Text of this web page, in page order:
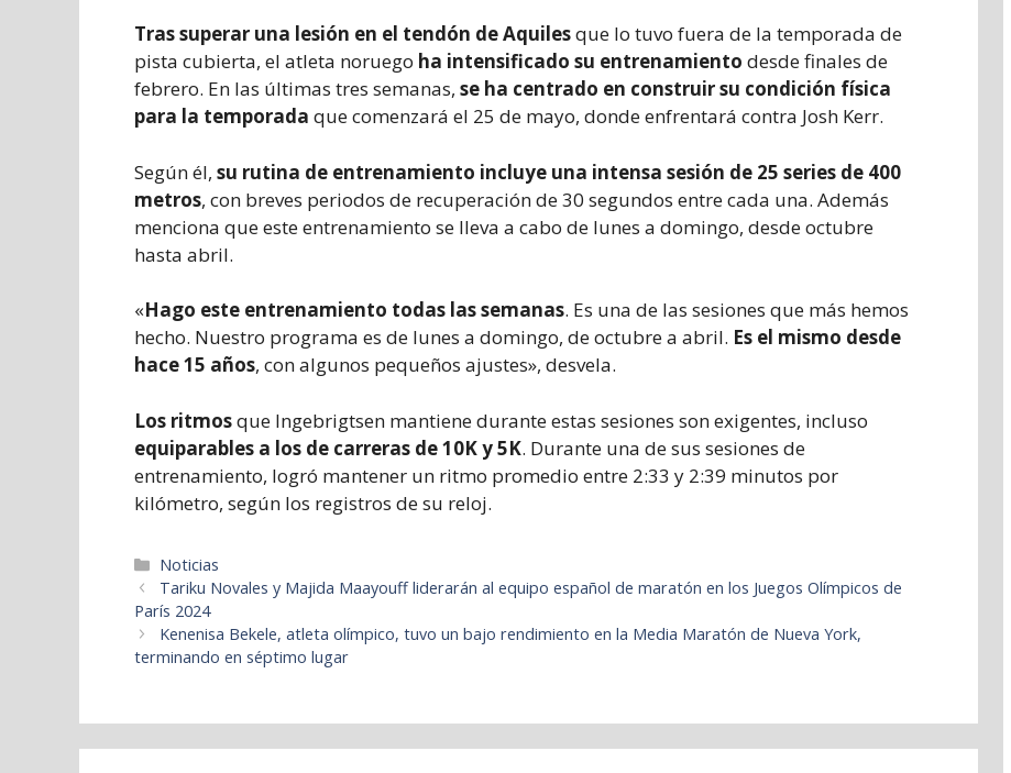
Tras superar una lesión en el tendón de Aquilesque lo tuvo fuera de la temporada de
pista cubierta, el atleta noruego ha intensificado su entrenamiento desde finales de
febrero. En las últimas tres semanas, se ha centrado en construir su condición física
para la temporada que comenzará el 25 de mayo, donde enfrentará contra Josh Kerr.
Según él, su rutina de entrenamiento incluye una intensa sesión de 25 series de 400
metros, con breves periodos de recuperación de 30 segundos entre cada una. Además
menciona que este entrenamiento se lleva a cabo de lunes a domingo, desde octubre
hasta abril.
«Hago este entrenamiento todas las semanas. Es una de las sesiones que más hemos
hecho. Nuestro programa es de lunes a domingo, de octubre a abril. Es el mismo desde
hace 15 años, con algunos pequeños ajustes», desvela.
Los ritmosque Ingebrigtsen mantiene durante estas sesiones son exigentes, incluso
equiparables a los de carreras de 10K y 5K. Durante una de sus sesiones de
entrenamiento, logró mantener un ritmo promedio entre 2:33 y 2:39 minutos por
kilómetro, según los registros de su reloj.
Categorías
Noticias
Tariku Novales y Majida Maayouff liderarán al equipo español de maratón en los Juegos Olímpicos de
París 2024
Kenenisa Bekele, atleta olímpico, tuvo un bajo rendimiento en la Media Maratón de Nueva York,
terminando en séptimo lugar